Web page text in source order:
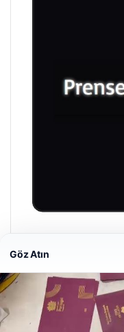
Nisan 29, 2026
Göz Atın